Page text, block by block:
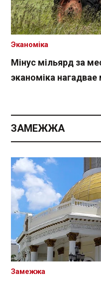
Мінус мільярд за
эканоміка нагадвае
Эканоміка
ЗАМЕЖЖА
Замежжа